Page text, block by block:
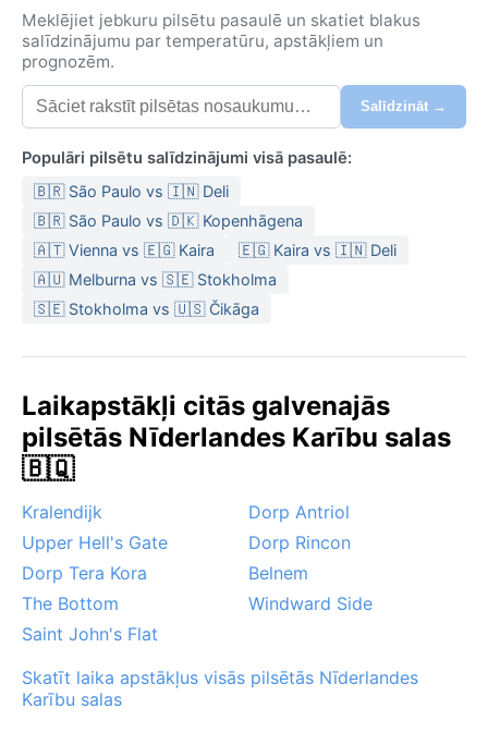
Meklējiet jebkuru pilsētu pasaulē un skatiet blakus
salīdzinājumu par temperatūru, apstākļiem un
prognozēm.
Salīdzināt →
Populāri pilsētu salīdzinājumi visā pasaulē:
🇧🇷 São Paulo vs 🇮🇳 Deli
🇧🇷 São Paulo vs 🇩🇰 Kopenhāgena
🇦🇹 Vienna vs 🇪🇬 Kaira
🇪🇬 Kaira vs 🇮🇳 Deli
🇦🇺 Melburna vs 🇸🇪 Stokholma
🇸🇪 Stokholma vs 🇺🇸 Čikāga
Laikapstākļi citās galvenajās
pilsētās Nīderlandes Karību salas
🇧🇶
Kralendijk
Dorp Antriol
Upper Hell's Gate
Dorp Rincon
Dorp Tera Kora
Belnem
The Bottom
Windward Side
Saint John's Flat
Skatīt laika apstākļus visās pilsētās Nīderlandes
Karību salas